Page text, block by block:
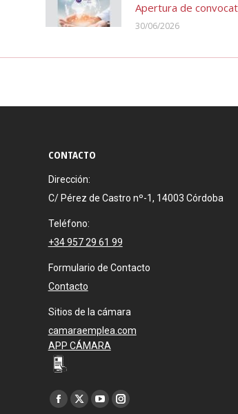
Apertura de
30/06/2026
CONTACTO
Dirección:
C/ Pérez de Castro nº-1, 14003 Córdoba
Teléfono:
+34 957 29 61 99
Formulario de Contacto
Contacto
Sitios de la cámara
camaraemplea.com
APP CÁMARA
Encuéntranos en:
Facebook
X YouTubeInstagram